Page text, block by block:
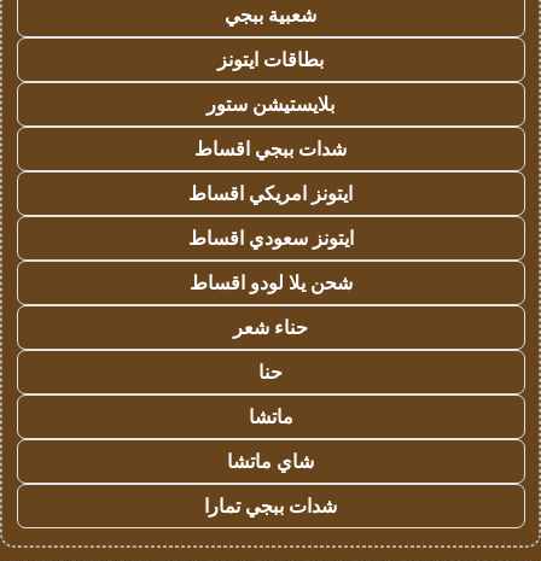
شعبية ببجي
بطاقات ايتونز
بلايستيشن ستور
شدات ببجي اقساط
ايتونز امريكي اقساط
ايتونز سعودي اقساط
شحن يلا لودو اقساط
حناء شعر
حنا
ماتشا
شاي ماتشا
شدات ببجي تمارا